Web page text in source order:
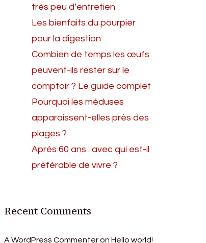
très peu d’entretien
Les bienfaits du pourpier
pour la digestion
Combien de temps les œufs
peuvent-ils rester sur le
comptoir ? Le guide complet
Pourquoi les méduses
apparaissent-elles près des
plages ?
Après 60 ans : avec qui est-il
préférable de vivre ?
Recent Comments
A WordPress CommenteronHello world!